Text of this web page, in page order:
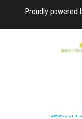
Proudly powered
WP2Social